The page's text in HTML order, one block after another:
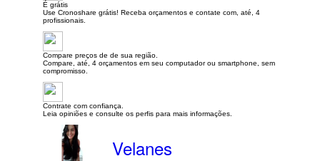
É grátis
Use Cronoshare grátis! Receba orçamentos e contate com, até, 4
profissionais.
Compare preços de de sua região.
Compare, até, 4 orçamentos em seu computador ou smartphone, sem
compromisso.
Contrate com confiança.
Leia opiniões e consulte os perfis para mais informações.
Velanes